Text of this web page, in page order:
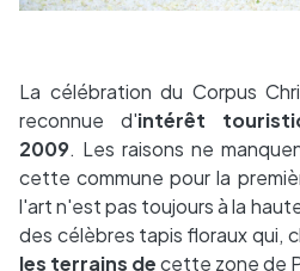
La célébration du Corpus
reconnue d'intérêt
2009. Les raisons ne
cette commune pour la
l'art n'est pas toujours à la
des célèbres tapis floraux qui,
les terrains decette zone de